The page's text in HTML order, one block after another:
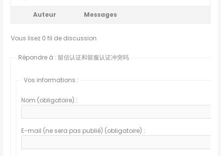
Auteur Messages
Vous lisez 0 fil de discussion
Répondre à : 留信认证和留服认证冲突吗
Vos informations :
Nom (obligatoire) :
E-mail (ne sera pas publié) (obligatoire) :